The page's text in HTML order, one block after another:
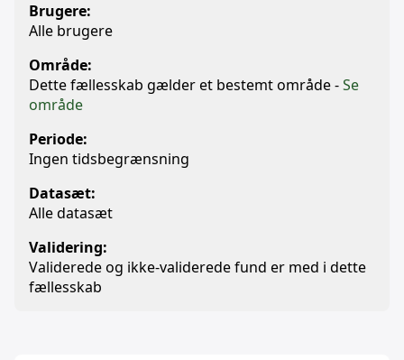
Brugere:
Alle brugere
Område:
Dette fællesskab gælder et bestemt område -Se
område
Periode:
Ingen tidsbegrænsning
Datasæt:
Alle datasæt
Validering:
Validerede og ikke-validerede fund er med i dette
fællesskab